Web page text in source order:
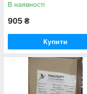
В наявності
905 ₴
Купити